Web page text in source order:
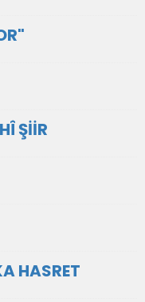
ŞİİR
HASRET